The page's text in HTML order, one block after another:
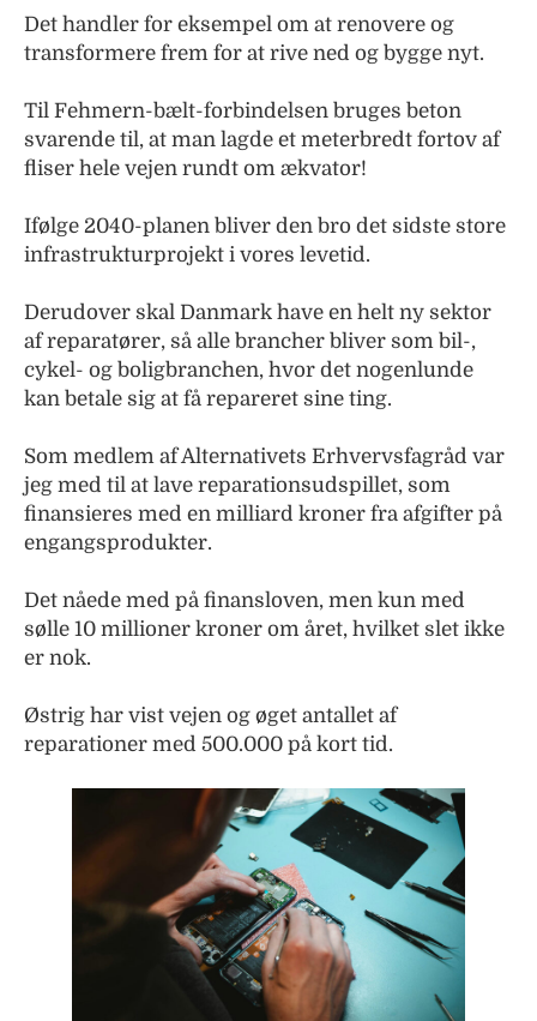
Det handler for eksempel om at renovere og
transformere frem for at rive ned og bygge nyt.
Til Fehmern-bælt-forbindelsen bruges beton
svarende til, at man lagde et meterbredt fortov af
fliser hele vejen rundt om ækvator!
Ifølge 2040-planen bliver den bro det sidste store
infrastrukturprojekt i vores levetid.
Derudover skal Danmark have en helt ny sektor
af reparatører, så alle brancher bliver som bil-,
cykel- og boligbranchen, hvor det nogenlunde
kan betale sig at få repareret sine ting.
Som medlem af Alternativets Erhvervsfagråd var
jeg med til at lave reparationsudspillet, som
finansieres med en milliard kroner fra afgifter på
engangsprodukter.
Det nåede med på finansloven, men kun med
sølle 10 millioner kroner om året, hvilket slet ikke
er nok.
Østrig har vist vejen og øget antallet af
reparationer med 500.000 på kort tid.